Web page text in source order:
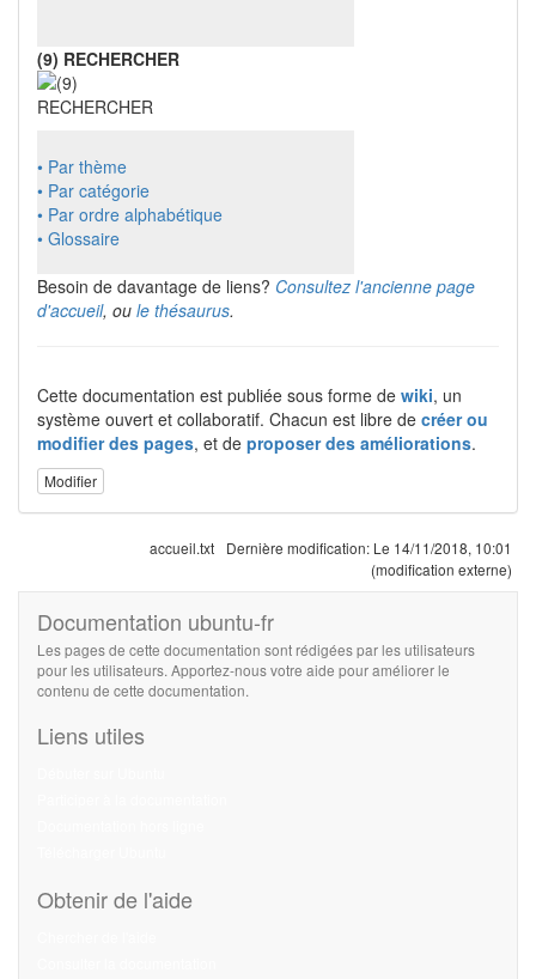
(9) RECHERCHER
• Par thème
• Par catégorie
• Par ordre alphabétique
• Glossaire
Besoin de davantage de liens? Consultez l'ancienne page
d'accueil, ou le thésaurus.
Cette documentation est publiée sous forme de wiki, un
système ouvert et collaboratif. Chacun est libre de créer ou
modifier des pages, et de proposer des améliorations.
Modifier
accueil.txt Dernière modification: Le 14/11/2018, 10:01
(modification externe)
Documentation ubuntu-fr
Les pages de cette documentation sont rédigées par les utilisateurs
pour les utilisateurs. Apportez-nous votre aide pour améliorer le
contenu de cette documentation.
Liens utiles
Obtenir de l'aide